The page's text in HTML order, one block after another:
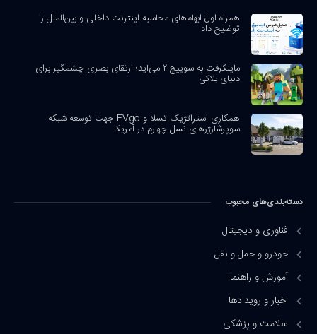
همراه اول ابهام‌های محاسبه اینترنت داخلی و بین‌الملل را
توضیح داد
ماینکرفت به سوییچ ۲ می‌آید؛ ارتقای بصری چشمگیر برای
دنیای بلاکی
همکاری استراتژیک تسلا و EVgo جهت توسعه شبکه
سوپرشارژرهای نسل چهارم در آمریکا
دسته‌بندی‌های محبوب
فناوری و دیجیتال
خودرو و حمل و نقل
آموزش و راهنما
اخبار و رویدادها
سلامت و پزشکی